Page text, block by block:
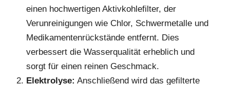
einen hochwertigen Aktivkohlefilter, der
Verunreinigungen wie Chlor, Schwermetalle und
Medikamentenrückstände entfernt. Dies
verbessert die Wasserqualität erheblich und
sorgt für einen reinen Geschmack.
Elektrolyse: Anschließend wird das gefilterte